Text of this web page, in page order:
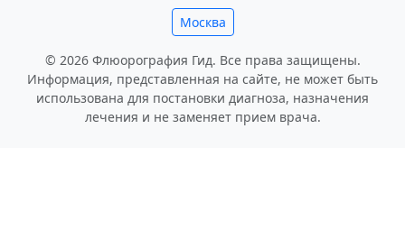
Москва
© 2026 Флюорография Гид. Все права защищены.
Информация, представленная на сайте, не может быть
использована для постановки диагноза, назначения
лечения и не заменяет прием врача.